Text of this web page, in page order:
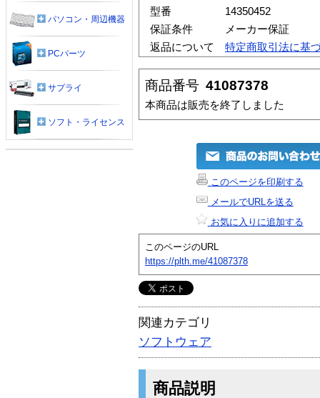
型番
14350452
保証条件
メーカー保証
返品について
特定商取引法に基
商品番号 41087378
本商品は販売を終了しました
このページを印刷する
メールでURLを送る
お気に入りに追加する
このページのURL
https://plth.me/41087378
関連カテゴリ
ソフトウェア
商品説明
パソコン・周辺機器
PCパーツ
サプライ
ソフト・ライセンス